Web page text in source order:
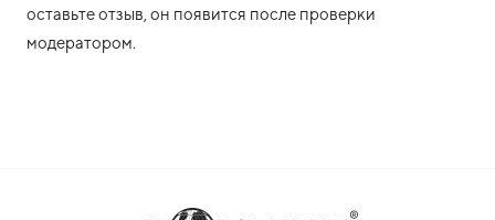
оставьте отзыв, он появится после проверки
модератором.